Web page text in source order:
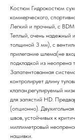
Костюм Гидрокостюм
коммерческого,
Легкий и прочный, с
Теплый, очень надежный
толщиной 3 мм), с
прилегание шлема(не
подкладкой из неопрена
Запатентованная
контролирует длину
клапан,регулируемый
для запястий HD.
(опционно).
швов, устойчивых к
миллиметровый
нашивки.